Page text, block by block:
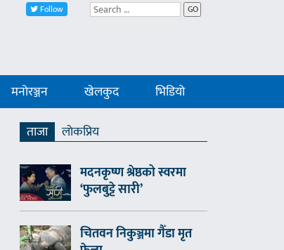
Follow GO
मनोरञ्जन खेलकुद भिडियो
ताजा
लाेकप्रिय
मदनकृष्ण श्रेष्ठको स्वरमा
‘फुलबुट्टे सारी’
चितवन निकुञ्जमा गैँडा मृत